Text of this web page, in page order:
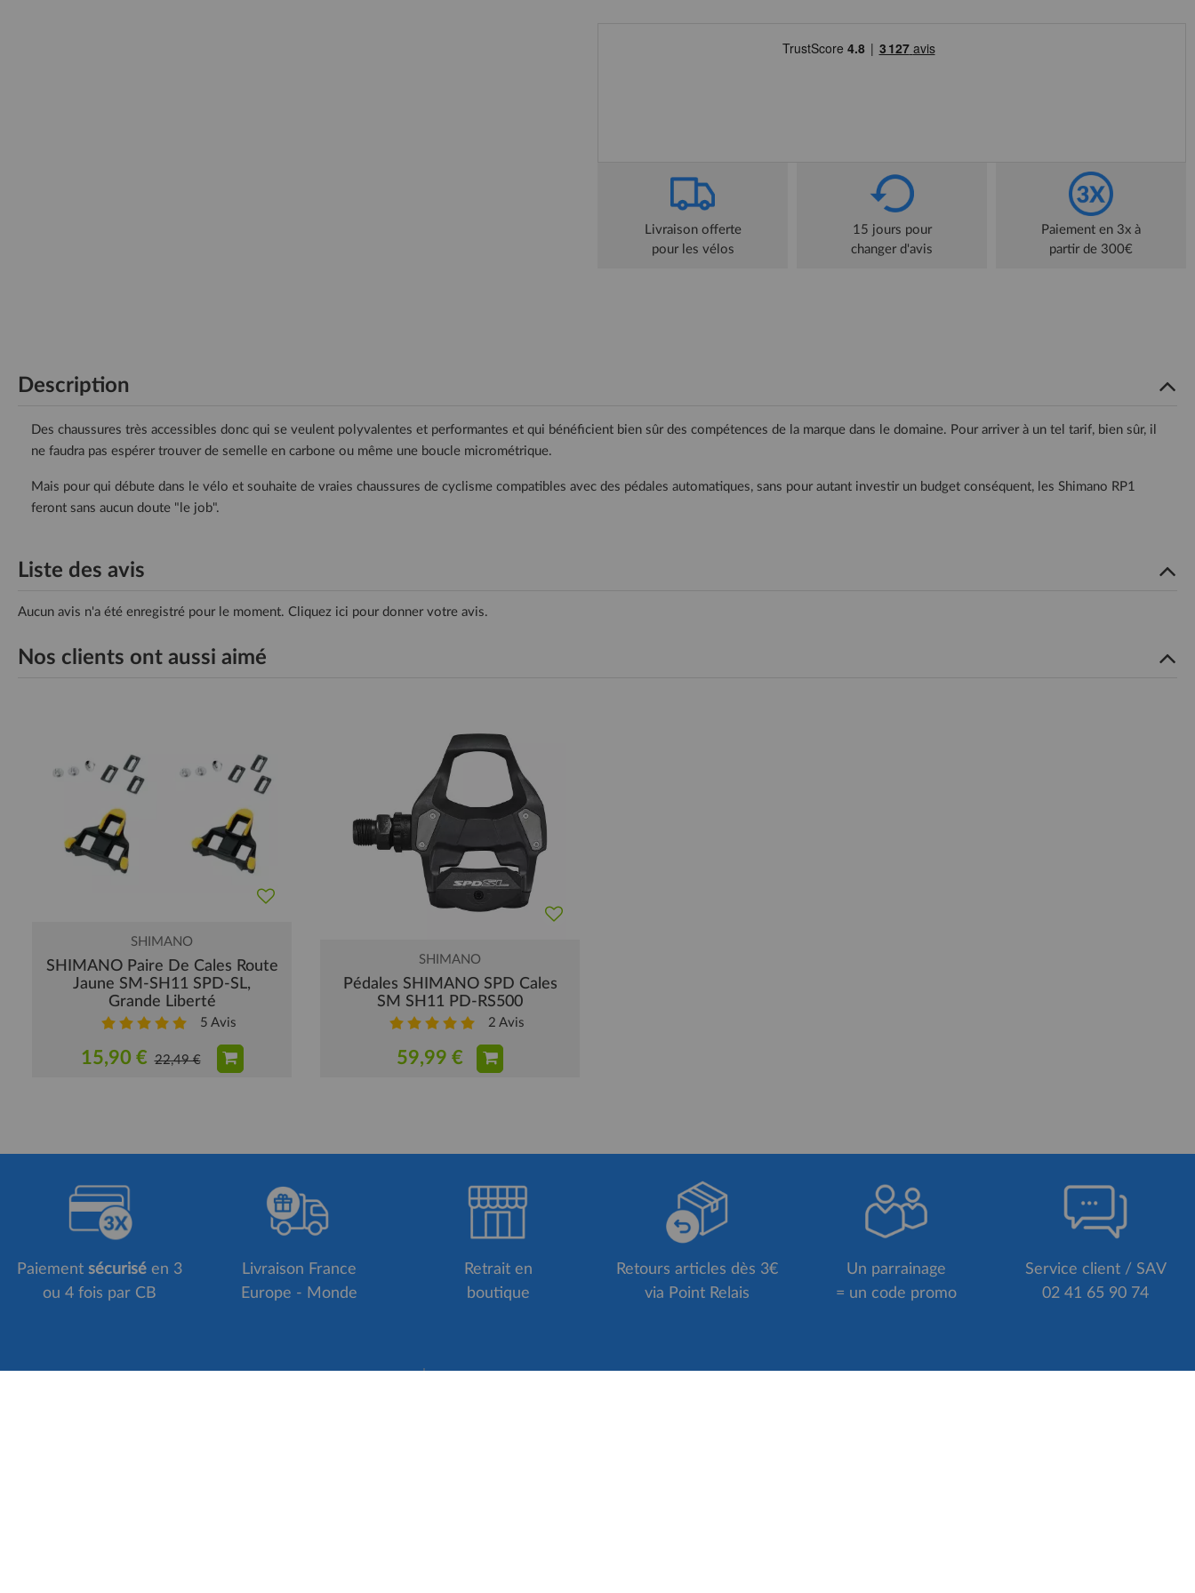
Livraison offerte
pour les vélos
15 jours pour
changer d'avis
Paiement en 3x à
partir de 300€
Description
Des chaussures très accessibles donc qui se veulent polyvalentes et performantes et qui bénéficient bien sûr des compétences de la marque dans le domaine. Pour arriver à un tel tarif, bien sûr, il
ne faudra pas espérer trouver de semelle en carbone ou même une boucle micrométrique.
Mais pour qui débute dans le vélo et souhaite de vraies chaussures de cyclisme compatibles avec des pédales automatiques, sans pour autant investir un budget conséquent, les Shimano RP1
feront sans aucun doute "le job".
Liste des avis
Aucun avis n'a été enregistré pour le moment. Cliquez ici pour donner votre avis.
Nos clients ont aussi aimé
SHIMANO
SHIMANO Paire De Cales Route
Jaune SM-SH11 SPD-SL,
Grande Liberté
5 Avis
15,90 € 22,49 €
SHIMANO
Pédales SHIMANO SPD Cales
SM SH11 PD-RS500
2 Avis
59,99 €
Paiement sécurisé en 3
ou 4 fois par CB
Livraison France
Europe - Monde
Retrait en
boutique
Retours articles dès 3€
via Point Relais
Un parrainage
= un code promo
Service client / SAV
02 41 65 90 74